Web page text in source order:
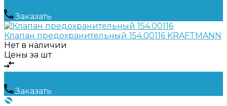
Заказать
Клапан предохранительный 154.00116 KRAFTMANN
Нет в наличии
Цены за шт
Заказать